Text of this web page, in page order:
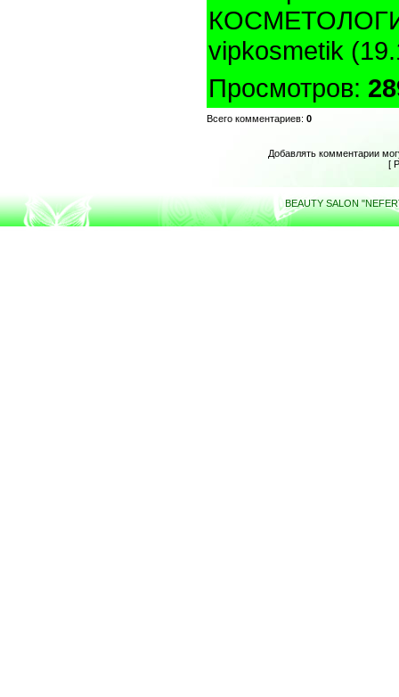
vipkosmetik
Просмотров:
Всего комментариев: 0
Добавлять комментарии
[
BEAUTY SALON